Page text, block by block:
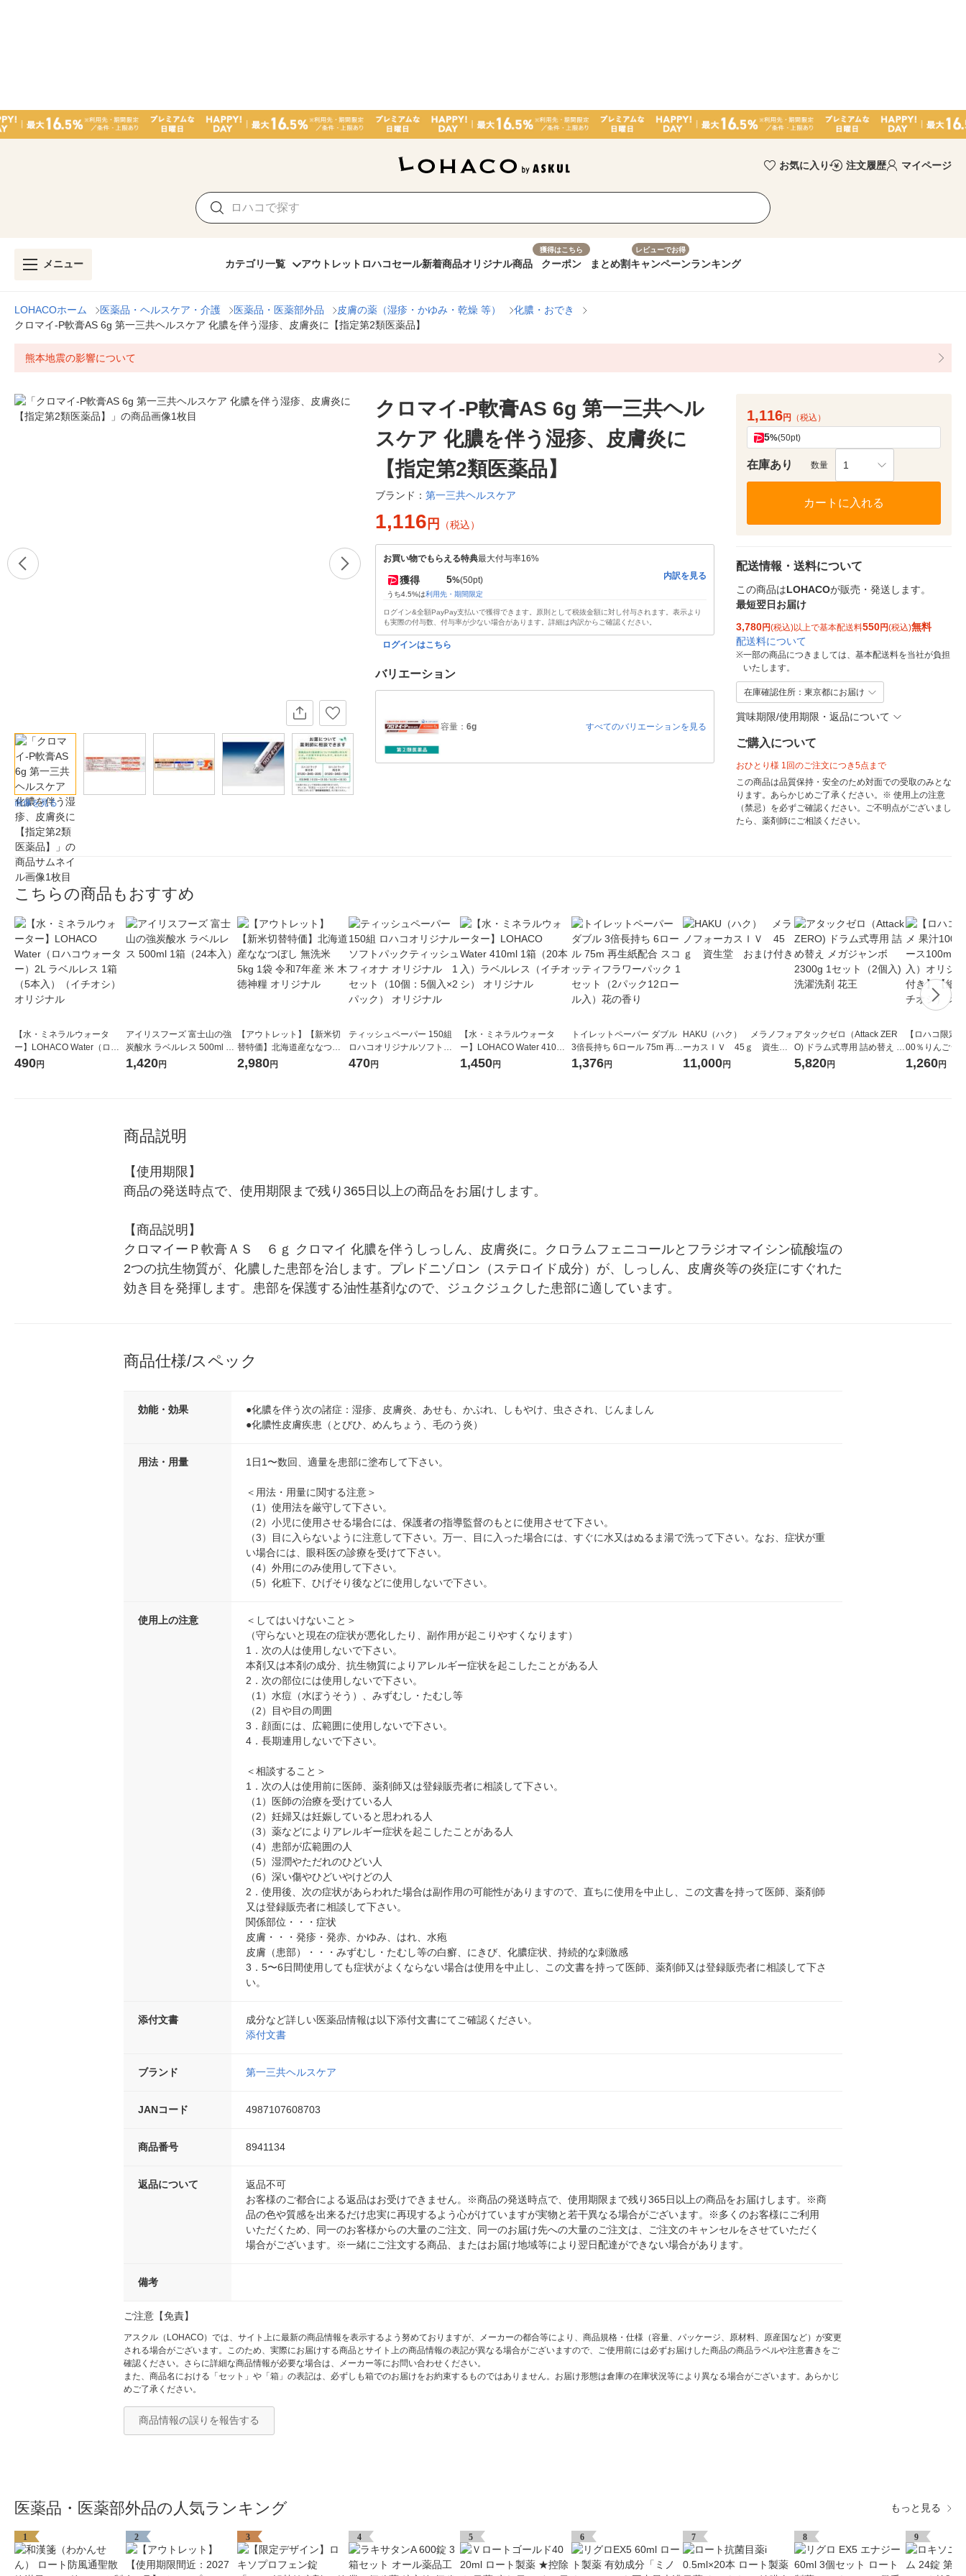
お気に入り 注文履歴 マイページ
メニュー カテゴリ一覧 アウトレット ロハコセール新着商品オリジナル商品
獲得はこちら
クーポン まとめ割
レビューでお得
キャンペーンランキング
LOHACOホーム 医薬品・ヘルスケア・介護 医薬品・医薬部外品 皮膚の薬（湿疹・かゆみ・乾燥 等）
化膿・おでき
クロマイ-P軟膏AS 6g 第一三共ヘルスケア 化膿を伴う湿疹、皮膚炎に【指定第2類医薬品】
熊本地震の影響について
画像を見る
クロマイ-P軟膏AS 6g 第一三共ヘル
スケア 化膿を伴う湿疹、皮膚炎に
【指定第2類医薬品】
ブランド： 第一三共ヘルスケア
1,116 円 （税込）
お買い物でもらえる特典最大付与率16%
獲得 5%(50pt)
うち4.5%は利用先・期間限定
内訳を見る
ログイン&全額PayPay支払いで獲得できます。原則として税抜金額に対し付与されます。表示より
も実際の付与数、付与率が少ない場合があります。詳細は内訳からご確認ください。
ログインはこちら
バリエーション
容量： 6g すべてのバリエーションを見る
1,116円 （税込）
5%(50pt)
在庫あり 数量 1
カートに入れる
配送情報・送料について
この商品はLOHACOが販売・発送します。
最短翌日お届け
3,780円(税込)以上で基本配送料550円(税込)無料
配送料について
※一部の商品につきましては、基本配送料を当社が負担
いたします。
在庫確認住所：東京都にお届け
賞味期限/使用期限・返品について
ご購入について
おひとり様 1回のご注文につき5点まで
この商品は品質保持・安全のため対面での受取のみとな
ります。あらかじめご了承ください。※ 使用上の注意
（禁忌）を必ずご確認ください。ご不明点がございまし
たら、薬剤師にご相談ください。
こちらの商品もおすすめ
【水・ミネラルウォータ
ー】LOHACO Water（ロハ
コウォーター）2L ラベルレ
490円
アイリスフーズ 富士山の強
炭酸水 ラベルレス 500ml 1
箱（24本入）
1,420円
【アウトレット】【新米切
替特価】北海道産ななつぼ
し 無洗米 5kg 1袋 令和7年産
2,980円
ティッシュペーパー 150組
ロハコオリジナルソフトパ
ックティッシュ フィオナ オ
470円
【水・ミネラルウォータ
ー】LOHACO Water 410ml
1箱（20本入）ラベルレス
1,450円
トイレットペーパー ダブル
3倍長持ち 6ロール 75m 再生
紙配合 スコッティフラワー
1,376円
HAKU（ハク） メラノフォ
ーカスＩＶ 45ｇ 資生
堂 おまけ付き
11,000円
アタックゼロ（Attack ZER
O) ドラム式専用 詰め替え メ
ガジャンボ 2300g 1セット
5,820円
【ロハコ限定
00％りんごジ
箱（18本入）
1,260円
商品説明
【使用期限】
商品の発送時点で、使用期限まで残り365日以上の商品をお届けします。
【商品説明】
クロマイーＰ軟膏ＡＳ　６ｇ クロマイ 化膿を伴うしっしん、皮膚炎に。クロラムフェニコールとフラジオマイシン硫酸塩の
2つの抗生物質が、化膿した患部を治します。プレドニゾロン（ステロイド成分）が、しっしん、皮膚炎等の炎症にすぐれた
効き目を発揮します。患部を保護する油性基剤なので、ジュクジュクした患部に適しています。
商品仕様/スペック
効能・効果
●化膿を伴う次の諸症：湿疹、皮膚炎、あせも、かぶれ、しもやけ、虫さされ、じんましん
●化膿性皮膚疾患（とびひ、めんちょう、毛のう炎）
用法・用量 1日1〜数回、適量を患部に塗布して下さい。
＜用法・用量に関する注意＞
（1）使用法を厳守して下さい。
（2）小児に使用させる場合には、保護者の指導監督のもとに使用させて下さい。
（3）目に入らないように注意して下さい。万一、目に入った場合には、すぐに水又はぬるま湯で洗って下さい。なお、症状が重
い場合には、眼科医の診療を受けて下さい。
（4）外用にのみ使用して下さい。
（5）化粧下、ひげそり後などに使用しないで下さい。
使用上の注意
＜してはいけないこと＞
（守らないと現在の症状が悪化したり、副作用が起こりやすくなります）
1．次の人は使用しないで下さい。
本剤又は本剤の成分、抗生物質によりアレルギー症状を起こしたことがある人
2．次の部位には使用しないで下さい。
（1）水痘（水ぼうそう）、みずむし・たむし等
（2）目や目の周囲
3．顔面には、広範囲に使用しないで下さい。
4．長期連用しないで下さい。
＜相談すること＞
1．次の人は使用前に医師、薬剤師又は登録販売者に相談して下さい。
（1）医師の治療を受けている人
（2）妊婦又は妊娠していると思われる人
（3）薬などによりアレルギー症状を起こしたことがある人
（4）患部が広範囲の人
（5）湿潤やただれのひどい人
（6）深い傷やひどいやけどの人
2．使用後、次の症状があらわれた場合は副作用の可能性がありますので、直ちに使用を中止し、この文書を持って医師、薬剤師
又は登録販売者に相談して下さい。
関係部位・・・症状
皮膚・・・発疹・発赤、かゆみ、はれ、水疱
皮膚（患部）・・・みずむし・たむし等の白癬、にきび、化膿症状、持続的な刺激感
3．5〜6日間使用しても症状がよくならない場合は使用を中止し、この文書を持って医師、薬剤師又は登録販売者に相談して下さ
い。
添付文書
成分など詳しい医薬品情報は以下添付文書にてご確認ください。
添付文書
ブランド 第一三共ヘルスケア
JANコード 4987107608703
商品番号 8941134
返品について
返品不可
お客様のご都合による返品はお受けできません。※商品の発送時点で、使用期限まで残り365日以上の商品をお届けします。※商
品の色や質感を出来るだけ忠実に再現するよう心がけていますが実物と若干異なる場合がございます。※多くのお客様にご利用
いただくため、同一のお客様からの大量のご注文、同一のお届け先への大量のご注文は、ご注文のキャンセルをさせていただく
場合がございます。※一緒にご注文する商品、またはお届け地域等により翌日配達ができない場合があります。
備考
ご注意【免責】
アスクル（LOHACO）では、サイト上に最新の商品情報を表示するよう努めておりますが、メーカーの都合等により、商品規格・仕様（容量、パッケージ、原材料、原産国など）が変更
される場合がございます。このため、実際にお届けする商品とサイト上の商品情報の表記が異なる場合がございますので、ご使用前には必ずお届けした商品の商品ラベルや注意書きをご
確認ください。さらに詳細な商品情報が必要な場合は、メーカー等にお問い合わせください。
また、商品名における「セット」や「箱」の表記は、必ずしも箱でのお届けをお約束するものではありません。お届け形態は倉庫の在庫状況等により異なる場合がございます。あらかじ
めご了承ください。
商品情報の誤りを報告する
医薬品・医薬部外品の人気ランキング もっと見る
1 2 3 4 5 6 7 8 9